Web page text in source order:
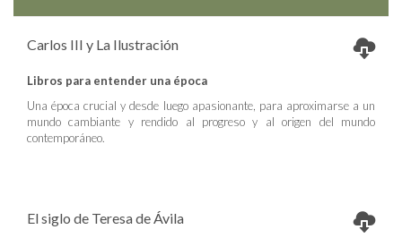
Carlos III y La Ilustración
Libros para entender una época
Una época crucial y desde luego apasionante, para aproximarse a un
mundo cambiante y rendido al progreso y al origen del mundo
contemporáneo.
El siglo de Teresa de Ávila